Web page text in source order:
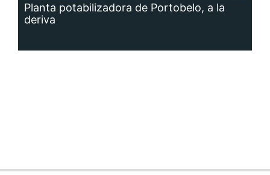
Planta potabilizadora de Portobelo, a la
deriva